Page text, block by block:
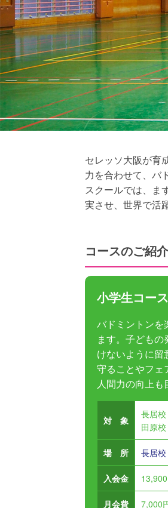
セレッソ大阪が育
力を合わせて、バ
スクールでは、ま
実させ、世界で活
コースのご紹介
小学生コース
バドミントンを
ます。子ども
けないように留
守ることやフェ
人間力の向上も
対 象
長居
田原
場 所 長居校
入会金
月会費 7,000